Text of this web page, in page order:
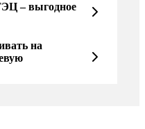
– выгодное
на